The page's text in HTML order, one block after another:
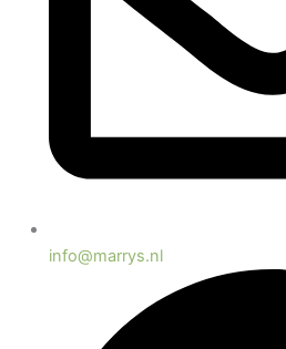
info@marrys.nl